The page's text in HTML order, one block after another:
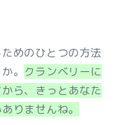
めのひとつの方法
。 クランベリーに
ら、きっとあなた
りませんね。